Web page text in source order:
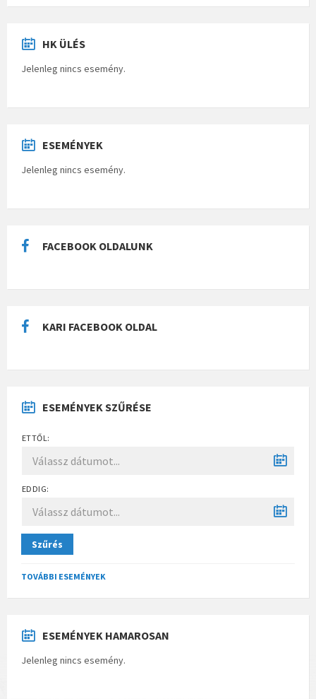
HK ÜLÉS
Jelenleg nincs esemény.
ESEMÉNYEK
Jelenleg nincs esemény.
FACEBOOK OLDALUNK
KARI FACEBOOK OLDAL
ESEMÉNYEK SZŰRÉSE
ETTŐL:
EDDIG:
Szűrés
TOVÁBBI ESEMÉNYEK
ESEMÉNYEK HAMAROSAN
Jelenleg nincs esemény.